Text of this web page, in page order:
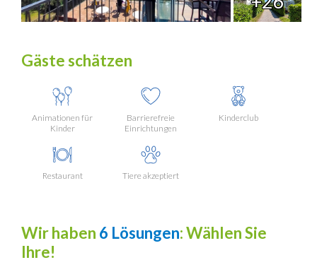
Gäste schätzen
Animationen für
Kinder
Barrierefreie
Einrichtungen
Kinderclub
Restaurant Tiere akzeptiert
Wir haben 6 Lösungen: Wählen Sie
Ihre!